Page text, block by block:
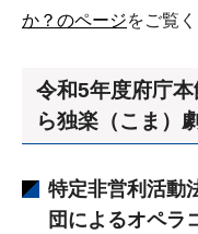
か？のページをご覧く
令和5年度府庁
ら独楽（こま）
特定非営利活動
団によるオペラ